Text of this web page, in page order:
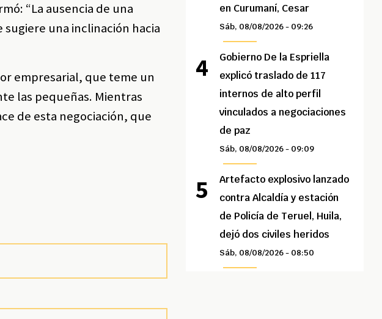
“La ausencia de una
una inclinación hacia
empresarial, que teme un
las pequeñas. Mientras
de esta negociación, que
en Curumaní, Cesar
Sáb, 08/08/2026 - 09:26
Gobierno De la Espriella
explicó traslado de 117
internos de alto perfil
vinculados a negociaciones
de paz
Sáb, 08/08/2026 - 09:09
Artefacto explosivo lanzado
contra Alcaldía y estación
de Policía de Teruel, Huila,
dejó dos civiles heridos
Sáb, 08/08/2026 - 08:50